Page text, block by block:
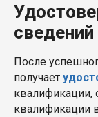
После
получает
квалификации,
квалификации